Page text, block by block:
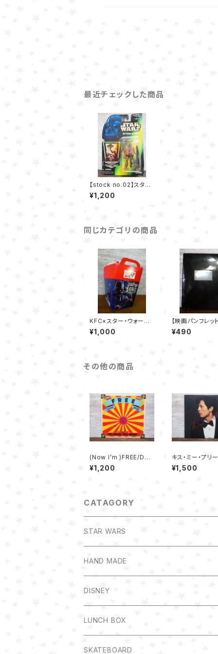
最近チェックした商品
【stock no.02】スタ
ー・ウォーズ モモー・ネ
イドン フィギュア Kenn
¥1,200
同じカテゴリの商品
KFC×スター・ウォーズ
チキンボックス（３枚セッ
ト）
¥1,000
【映画パンフレッ
ー・ウォーズ エ
ファントムメナス
¥490
その他の商品
(Now I’m )FREE/DO
WHAT YOU WANT -
紫
¥1,200
キス・ミー・プリ
SS ME
沢 永吉
¥1,500
CATAGORY
STAR WARS
HAND MADE
DISNEY
LUNCH BOX
SKATEBOARD